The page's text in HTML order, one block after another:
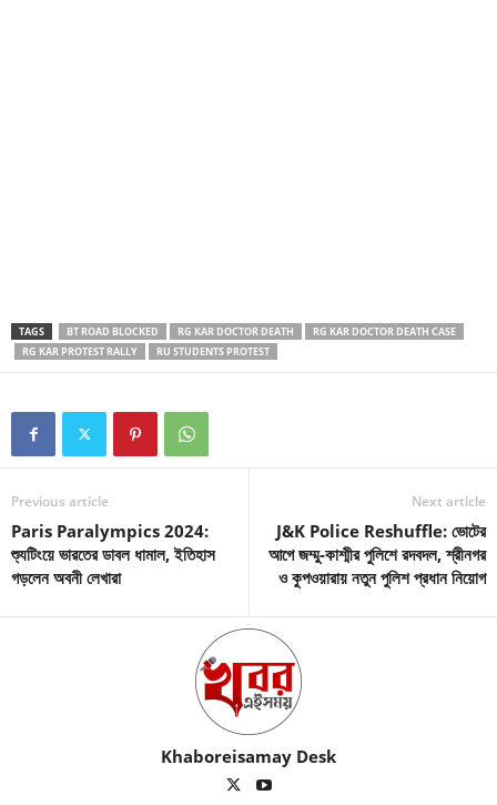
TAGS BT ROAD BLOCKED RG KAR DOCTOR DEATH
RG KAR DOCTOR DEATH CASE
RG KAR PROTEST RALLY
RU STUDENTS PROTEST
Previous article
Paris Paralympics 2024:
শ্যুটিংয়ে ভারতের ডাবল ধামাল, ইতিহাস
গড়লেন অবনী লেখারা
Next article
J&K Police Reshuffle: ভোটের
আগে জম্মু-কাশ্মীর পুলিশে রদবদল, শ্রীনগর
ও কুপওয়ারায় নতুন পুলিশ প্রধান নিয়োগ
Khaboreisamay Desk